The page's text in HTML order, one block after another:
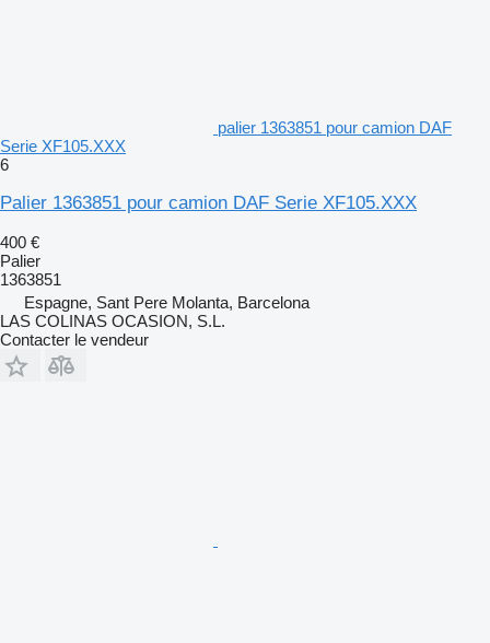
palier 1363851 pour camion DAF
Serie XF105.XXX
6
Palier 1363851 pour camion DAF Serie XF105.XXX
400 €
Palier
1363851
Espagne, Sant Pere Molanta, Barcelona
LAS COLINAS OCASION, S.L.
Contacter le vendeur